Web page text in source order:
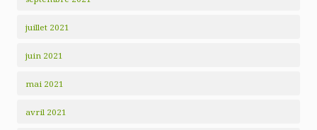
juillet 2021
juin 2021
mai 2021
avril 2021